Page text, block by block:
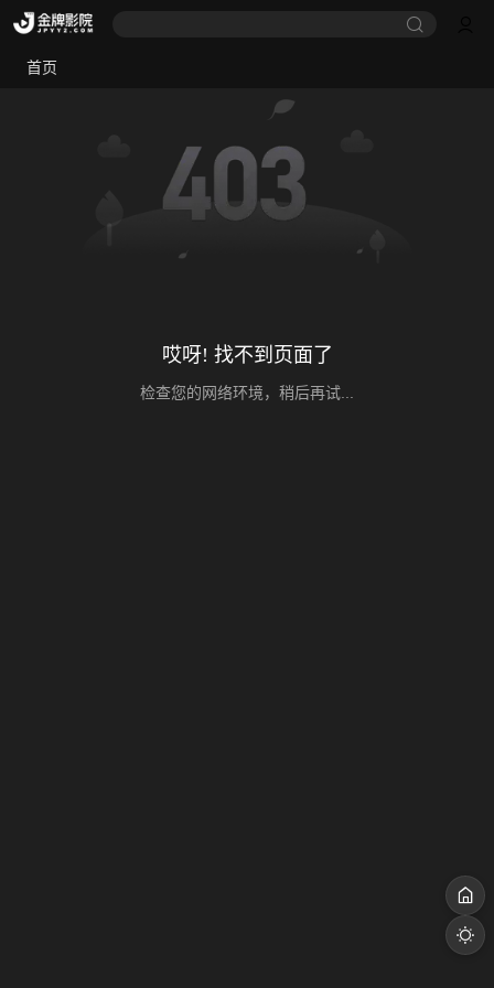
首页
哎呀! 找不到页面了
检查您的网络环境，稍后再试...